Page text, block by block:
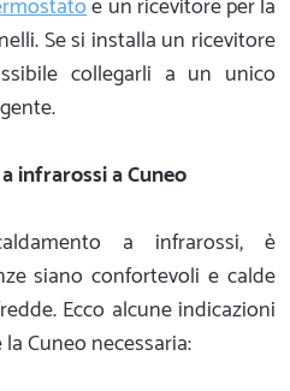
Se si installa un ricevitore
collegarli a un unico
infrarossi a Cuneo
a infrarossi, è
siano confortevoli e calde
Ecco alcune indicazioni
Cuneo necessaria: